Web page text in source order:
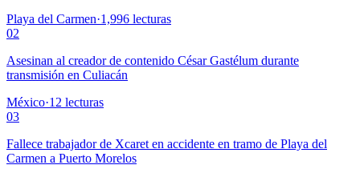
Playa del Carmen·1,996 lecturas
02
Asesinan al creador de contenido César Gastélum durante
transmisión en Culiacán
México·12 lecturas
03
Fallece trabajador de Xcaret en accidente en tramo de Playa del
Carmen a Puerto Morelos